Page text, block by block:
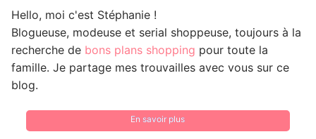
Hello, moi c'est Stéphanie !
Blogueuse, modeuse et serial shoppeuse, toujours à la
recherche de bons plans shopping pour toute la
famille. Je partage mes trouvailles avec vous sur ce
blog.
En savoir plus